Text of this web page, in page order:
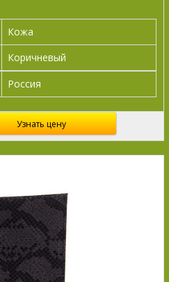
Кожа
Коричневый
Россия
Узнать цену